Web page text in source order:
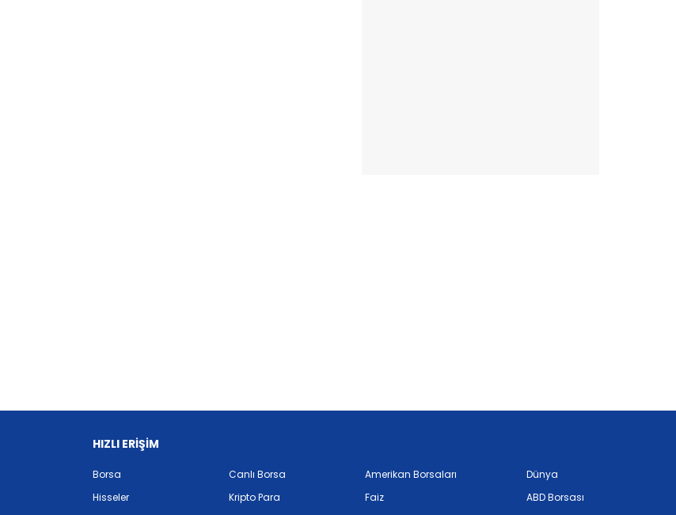
HIZLI ERİŞİM
Borsa
Hisseler
Canlı Borsa
Kripto Para
Amerikan Borsaları
Faiz
Dünya
ABD Borsası